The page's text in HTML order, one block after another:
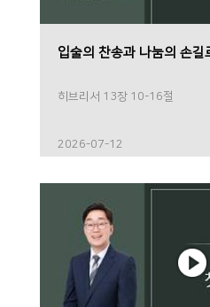
입술의 찬송과 나눔의 손길
히브리서 13장 10-16절
2026-07-12